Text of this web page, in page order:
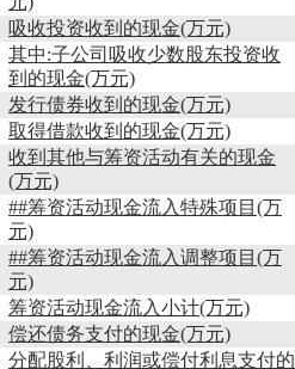
吸收投资收到的现金(万元)
其中:子公司吸收少数股东投资收
到的现金(万元)
发行债券收到的现金(万元)
取得借款收到的现金(万元)
收到其他与筹资活动有关的现金
(万元)
##筹资活动现金流入特殊项目(万
元)
##筹资活动现金流入调整项目(万
元)
筹资活动现金流入小计(万元)
偿还债务支付的现金(万元)
分配股利、利润或偿付利息支付的